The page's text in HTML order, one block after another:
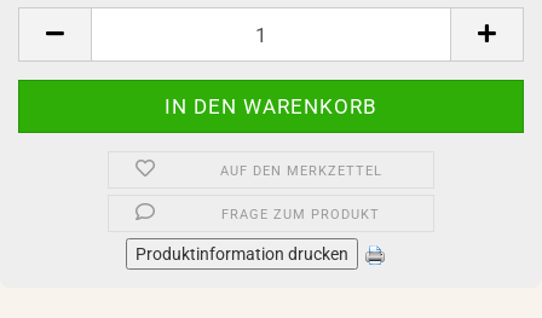
AUF DEN MERKZETTEL
FRAGE ZUM PRODUKT
Produktinformation drucken